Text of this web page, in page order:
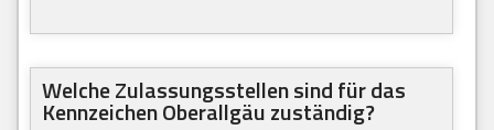
Welche Zulassungsstellen sind für das
Kennzeichen Oberallgäu zuständig?